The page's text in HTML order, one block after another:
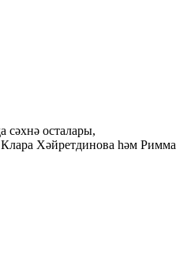
сәхнә осталары,
Хәйретдинова һәм Римма